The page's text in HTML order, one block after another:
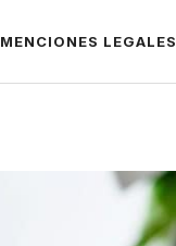
MENCIONES LEGALES